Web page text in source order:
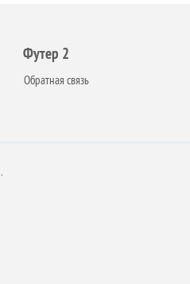
Футер 2
Обратная связь